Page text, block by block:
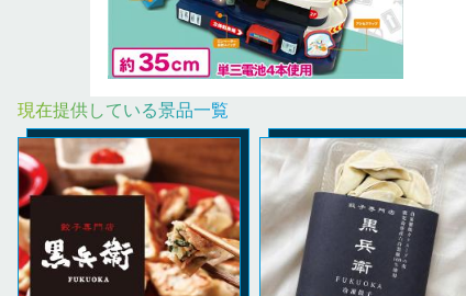
現在提供している景品一覧